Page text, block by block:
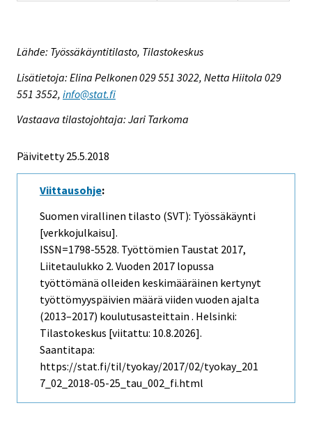
Lähde: Työssäkäyntitilasto, Tilastokeskus
Lisätietoja: Elina Pelkonen 029 551 3022, Netta Hiitola 029
551 3552, info@stat.fi
Vastaava tilastojohtaja: Jari Tarkoma
Päivitetty 25.5.2018
Viittausohje:
Suomen virallinen tilasto (SVT): Työssäkäynti
[verkkojulkaisu].
ISSN=1798-5528. Työttömien Taustat 2017,
Liitetaulukko 2. Vuoden 2017 lopussa
työttömänä olleiden keskimääräinen kertynyt
työttömyyspäivien määrä viiden vuoden ajalta
(2013–2017) koulutusasteittain . Helsinki:
Tilastokeskus [viitattu: 10.8.2026].
Saantitapa:
https://stat.fi/til/tyokay/2017/02/tyokay_201
7_02_2018-05-25_tau_002_fi.html